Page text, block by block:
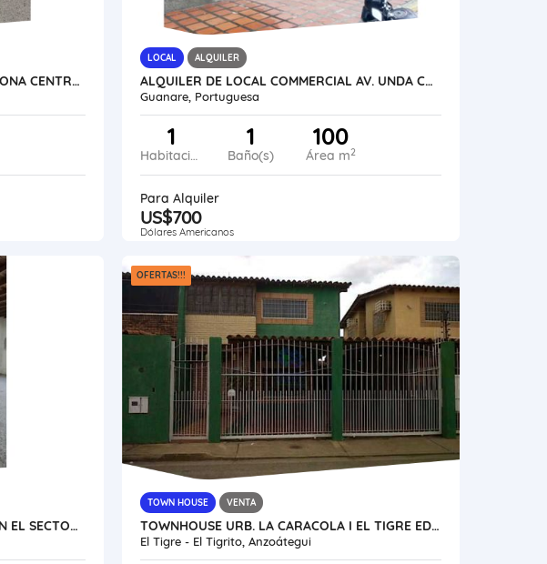
ALQUILER DE LOCAL COMERCIAL ZONA CENTRO AV 34 VE24-039ZC-OMED-GGUE
LOCAL ALQUILER
ALQUILER DE LOCAL COMMERCIAL AV. UNDA CON CARRERA 6 VE21-271AU-JFAK
Guanare, Portuguesa
1
Habitaciones
1
Baño(s)
100
Área m2
Para Alquiler
US$700
Dólares Americanos
LOCAL COMERCIAL EN ALQUILER EN EL SECTOR CENTRO VE24-081SC-RGON
OFERTAS!!!
TOWN HOUSE VENTA
TOWNHOUSE URB. LA CARACOLA I EL TIGRE EDO. ANZOATEGUI VE13-132ET-SGAR
El Tigre - El Tigrito, Anzoátegui